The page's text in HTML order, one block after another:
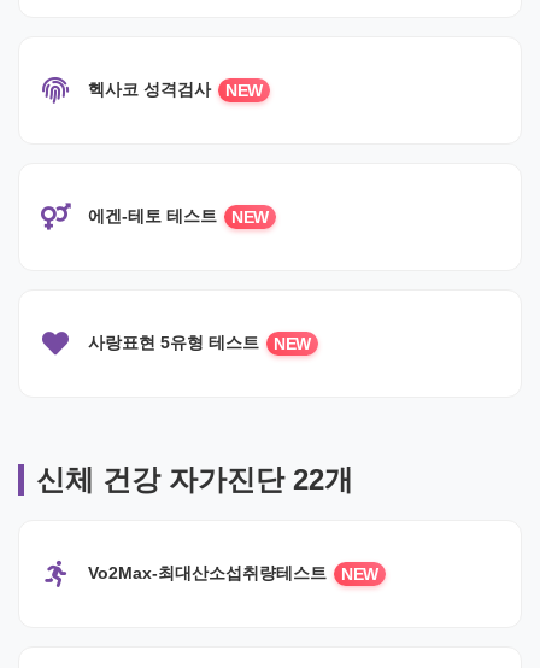
헥사코 성격검사 NEW
에겐-테토 테스트 NEW
사랑표현 5유형 테스트 NEW
신체 건강 자가진단 22개
Vo2Max-최대산소섭취량테스트 NEW